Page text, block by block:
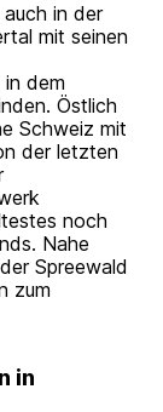
in der
mit seinen
dem
Östlich
Schweiz mit
der letzten
noch
Nahe
Spreewald
zum
in